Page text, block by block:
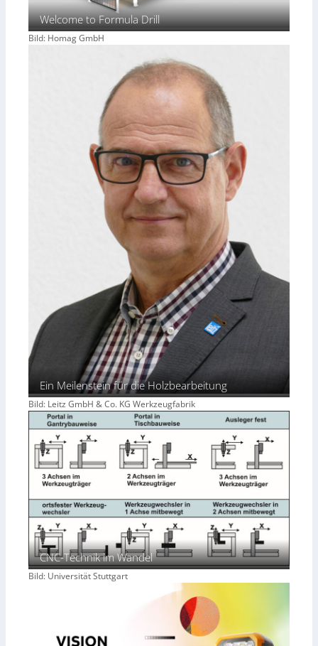
Welcome to Formula Drill
Bild: Homag GmbH
Ein Meilenstein für die Holzbearbeitung
Bild: Leitz GmbH & Co. KG Werkzeugfabrik
CNC-Technik im Wandel
Bild: Universität Stuttgart